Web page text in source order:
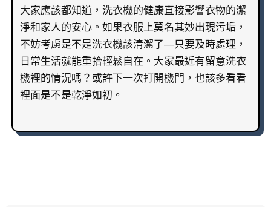
大家應該都知道，洗衣機的健康直接影響衣物的潔
淨和家人的安心。如果衣服上莫名其妙出現污垢，
不妨考慮是不是洗衣機該清潔了—只要及時處理，
日常生活就能重拾輕鬆自在。大家最近有留意洗衣
機裡的情況嗎？或許下一次打開機門，也該多看看
裡面是不是乾淨如初。